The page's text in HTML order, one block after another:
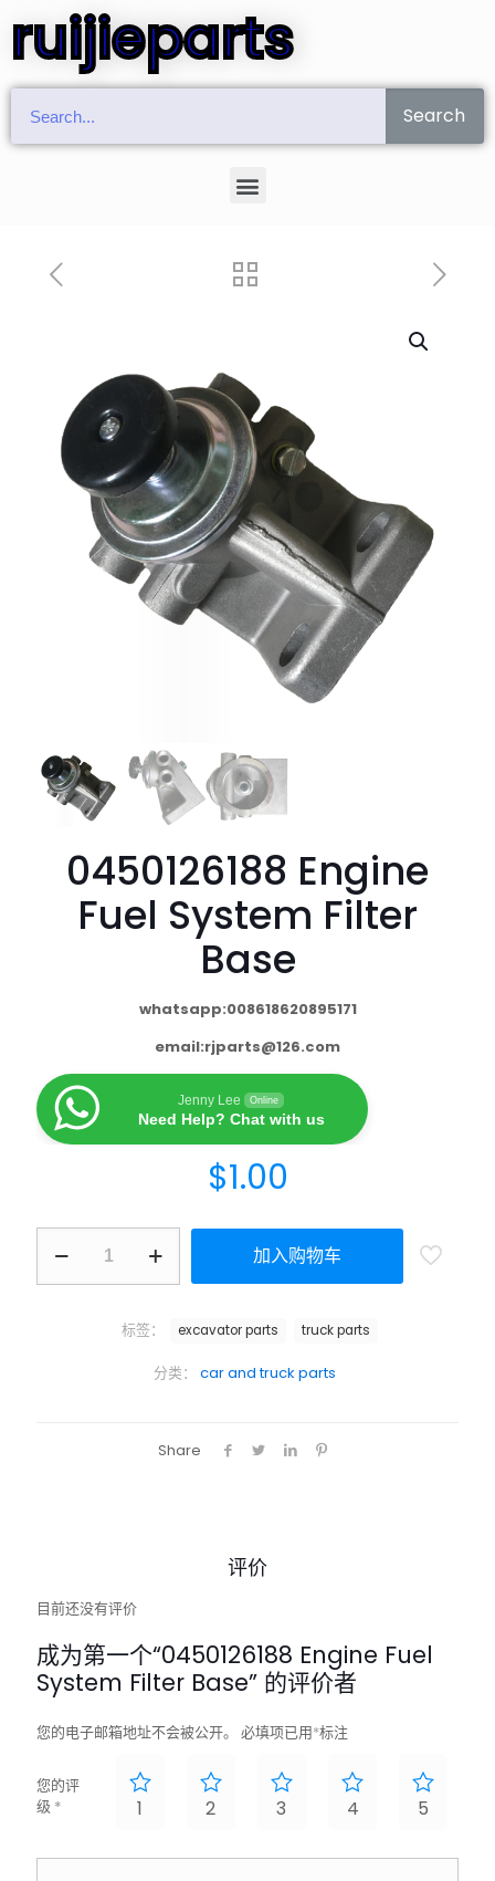
ruijieparts
Search
0450126188 Engine
Fuel System Filter
Base
whatsapp:008618620895171
email:rjparts@126.com
Jenny Lee Online
Need Help? Chat with us
$1.00
加入购物车
分类： car and truck parts
标签： excavator parts truck parts
Share
评价
目前还没有评价
成为第一个“0450126188 Engine Fuel
System Filter Base” 的评价者
您的电子邮箱地址不会被公开。 必填项已用*标注
您的评
级 * 1 2 3 4 5